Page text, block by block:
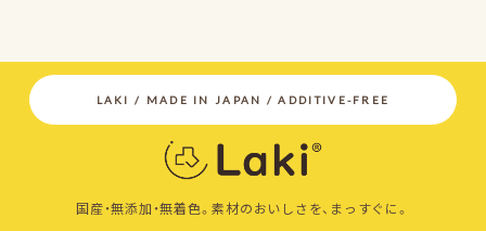
国産・無添加・無着色。素材のおいしさを、まっすぐに。